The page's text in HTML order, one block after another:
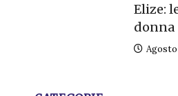
Elize:
donna
Agosto